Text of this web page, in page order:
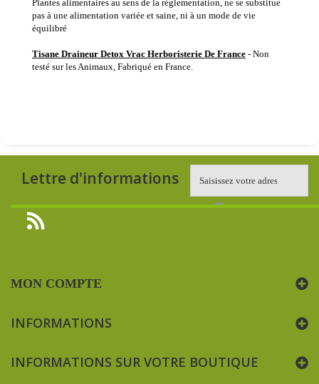
Plantes alimentaires au sens de la réglementation, ne se substitue
pas à une alimentation variée et saine, ni à un mode de vie
équilibré
Tisane Draineur Detox Vrac Herboristerie De France - Non
testé sur les Animaux, Fabriqué en France.
Lettre d'informations
MON COMPTE
INFORMATIONS
INFORMATIONS SUR VOTRE BOUTIQUE